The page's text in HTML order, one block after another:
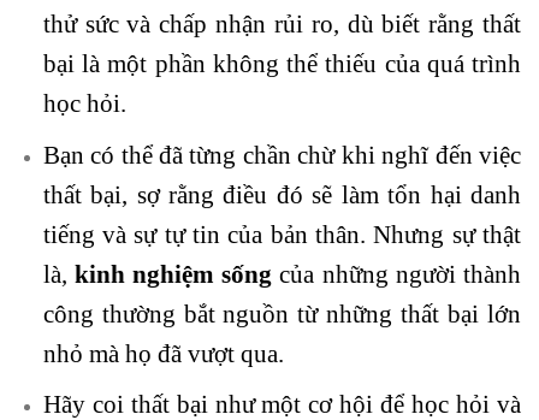
thử sức và chấp nhận rủi ro, dù biết rằng thất
bại là một phần không thể thiếu của quá trình
học hỏi.
Bạn có thể đã từng chần chừ khi nghĩ đến việc
thất bại, sợ rằng điều đó sẽ làm tổn hại danh
tiếng và sự tự tin của bản thân. Nhưng sự thật
là, kinh nghiệm sống của những người thành
công thường bắt nguồn từ những thất bại lớn
nhỏ mà họ đã vượt qua.
Hãy coi thất bại như một cơ hội để học hỏi và